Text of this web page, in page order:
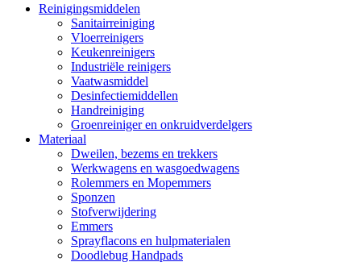
Reinigingsmiddelen
Sanitairreiniging
Vloerreinigers
Keukenreinigers
Industriële reinigers
Vaatwasmiddel
Desinfectiemiddellen
Handreiniging
Groenreiniger en onkruidverdelgers
Materiaal
Dweilen, bezems en trekkers
Werkwagens en wasgoedwagens
Rolemmers en Mopemmers
Sponzen
Stofverwijdering
Emmers
Sprayflacons en hulpmaterialen
Doodlebug Handpads